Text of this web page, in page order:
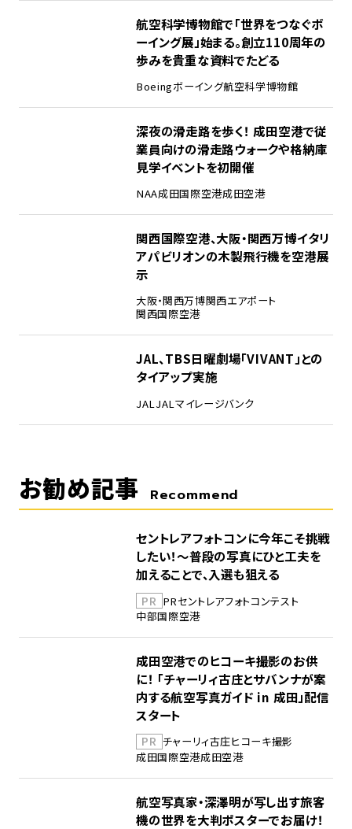
航空科学博物館で「世界をつなぐボ
ーイング展」始まる。創立110周年の
歩みを貴重な資料でたどる
Boeingボーイング航空科学博物館
深夜の滑走路を歩く！ 成田空港で従
業員向けの滑走路ウォークや格納庫
見学イベントを初開催
NAA成田国際空港成田空港
関西国際空港、大阪・関西万博イタリ
アパビリオンの木製飛行機を空港展
示
大阪・関西万博関西エアポート
関西国際空港
JAL、TBS日曜劇場「VIVANT」との
タイアップ実施
JAL JALマイレージバンク
お勧め記事 Recommend
セントレアフォトコンに今年こそ挑戦
したい！～普段の写真にひと工夫を
加えることで、入選も狙える
PR PRセントレアフォトコンテスト
中部国際空港
成田空港でのヒコーキ撮影のお供
に！ 「チャーリィ古庄とサバンナが案
内する航空写真ガイド in 成田」配信
スタート
PR チャーリィ古庄ヒコーキ撮影
成田国際空港成田空港
航空写真家・深澤明が写し出す旅客
機の世界を大判ポスターでお届け！